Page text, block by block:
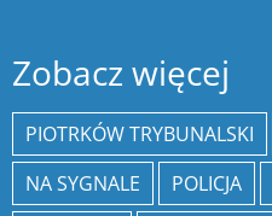
Zobacz więcej
PIOTRKÓW TRYBUNALSKI
NA SYGNALE
POLICJA